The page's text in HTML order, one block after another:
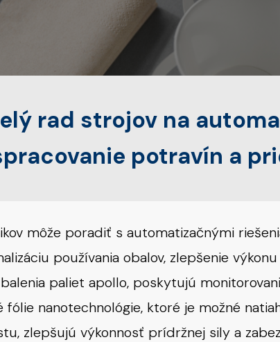
rad strojov na
potravín a
môže poradiť s automatizačnými
používania obalov, zlepšenie
paliet apollo, poskytujú
fólie nanotechnológie, ktoré je možné
zlepšujú výkonnosť prídržnej sily a